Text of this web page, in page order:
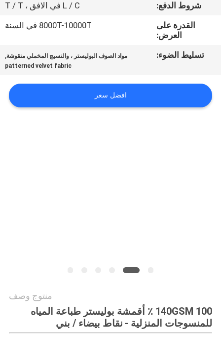
الجودة
أخبار
شروط الدفع:
L / C في الافق ، T / T
القدرة على
العرض:
8000T-10000T في السنة
تسليط الضوء: مواد الصوف البوليستر ، والنسيج المخملي منقوشة,
patterned velvet fabric
افضل سعر
منتوج وصف
140GSM 100 ٪ أقمشة بوليستر طباعة المياه
للمنسوجات المنزلية - نقاط بيضاء / بني